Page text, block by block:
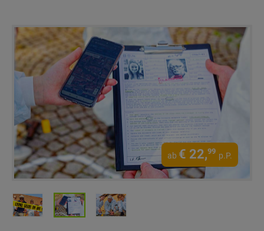
ab € 22,99 p.P.